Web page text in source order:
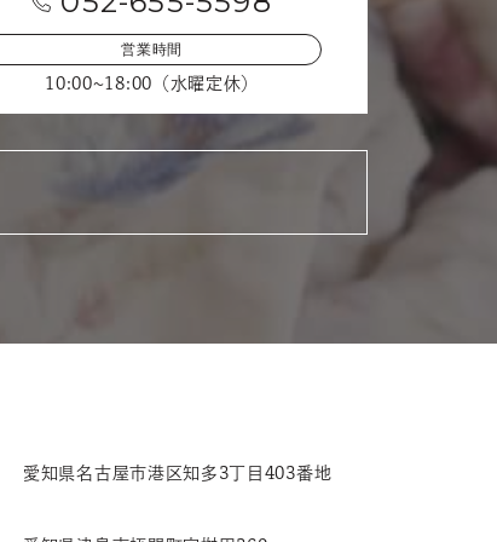
営業時間
10:00~18:00（水曜定休）
愛知県名古屋市港区知多3丁目403番地